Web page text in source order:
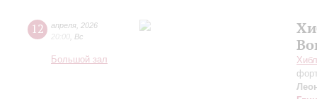
12 апреля 2026
20:00 Вс
Большой зал